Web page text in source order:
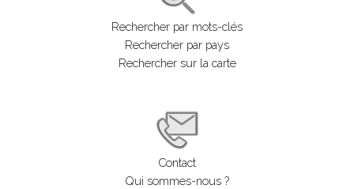
Rechercher par mots-clés
Rechercher par pays
Rechercher sur la carte
Contact
Qui sommes-nous ?